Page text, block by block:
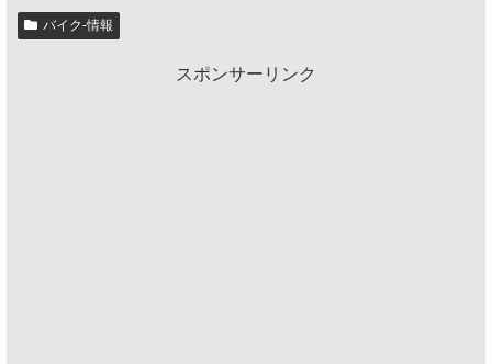
バイク-情報
スポンサーリンク